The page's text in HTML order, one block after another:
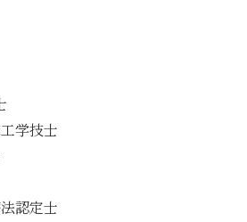
学技士
認定士